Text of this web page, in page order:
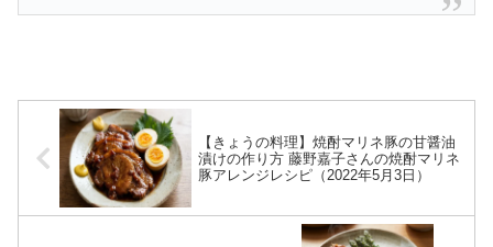
【きょうの料理】焼酎マリネ豚の甘醤油
漬けの作り方 藤野嘉子さんの焼酎マリネ
豚アレンジレシピ（2022年5月3日）